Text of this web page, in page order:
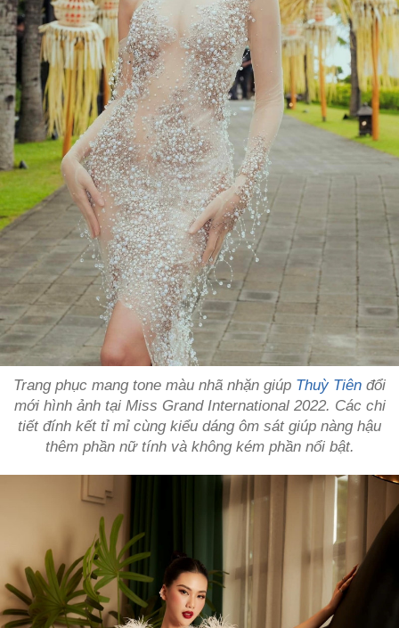
Trang phục mang tone màu nhã nhặn giúp Thuỳ Tiên đổi
mới hình ảnh tại Miss Grand International 2022. Các chi
tiết đính kết tỉ mỉ cùng kiểu dáng ôm sát giúp nàng hậu
thêm phần nữ tính và không kém phần nổi bật.